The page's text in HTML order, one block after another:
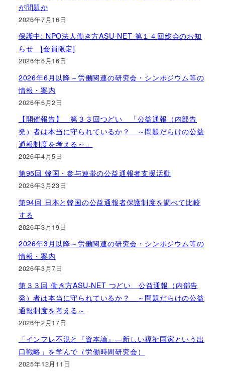
が問題か
2026年7月16日
保護中: NPO法人働き方ASU-NET 第１４回総会のお知
らせ [会員限定]
2026年6月16日
2026年6月以降～労働関連の研究会・シンポジウム等の
情報・案内
2026年6月2日
【開催報告】 第３３回つどい 「公益通報（内部告
発）者は本当に守られているか？ ～問題だらけの公益
通報制度を考える～」
2026年4月5日
第95回 韓国・参与連帯の公益通報者支援活動
2026年3月23日
第94回 日本と韓国の公益通報者保護制度を調べて比較
する
2026年3月19日
2026年3月以降～労働関連の研究会・シンポジウム等の
情報・案内
2026年3月7日
第３３回 働き方ASU-NET つどい 公益通報（内部告
発）者は本当に守られているか？ ～問題だらけの公益
通報制度を考える～
2026年2月17日
「インフレ不況と『資本論』―新しい福祉国家という出
口戦略」を学んで（労働時間研究会）
2025年12月11日